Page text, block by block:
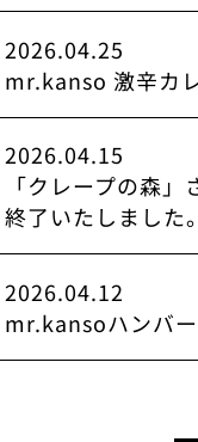
2026.04.25
mr.kanso 激辛カ
2026.04.15
「クレープの森
終了いたしました。
2026.04.12
mr.kansoハンバ